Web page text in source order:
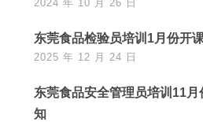
2024 年 10 月 26 日
东莞食品检验员培训1月份开
2025 年 12 月 24 日
东莞食品安全管理员培训11月
知